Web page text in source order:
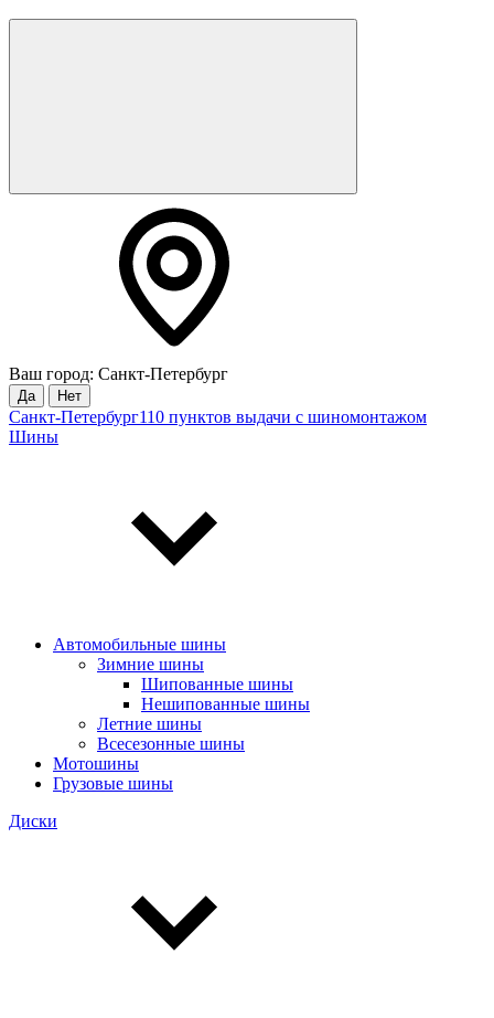
Ваш город: Санкт-Петербург
Да Нет
Санкт-Петербург110 пунктов выдачи с шиномонтажом
Шины
Автомобильные шины
Зимние шины
Шипованные шины
Нешипованные шины
Летние шины
Всесезонные шины
Мотошины
Грузовые шины
Диски